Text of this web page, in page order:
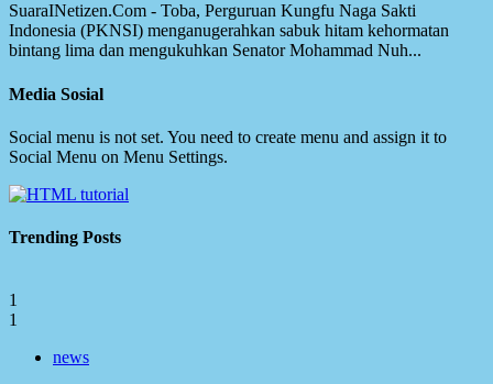
SuaraINetizen.Com - Toba, Perguruan Kungfu Naga Sakti
Indonesia (PKNSI) menganugerahkan sabuk hitam kehormatan
bintang lima dan mengukuhkan Senator Mohammad Nuh...
Media Sosial
Social menu is not set. You need to create menu and assign it to
Social Menu on Menu Settings.
Trending Posts
1
1
news